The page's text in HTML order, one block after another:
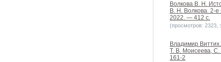
Волкова В. Н.
В. Н. Волкова.
2022. — 412 с.
(просмотров: 2323,
Владимир
Т. В. Моисеева, С.
161-2